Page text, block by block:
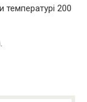
температурі 200